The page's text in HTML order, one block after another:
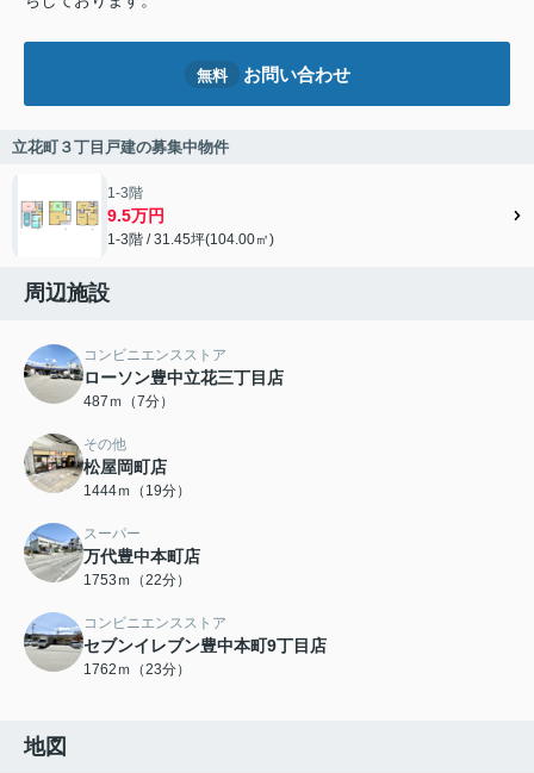
無料 お問い合わせ
立花町３丁目戸建の募集中物件
1-3階
9.5万円
1-3階 / 31.45坪(104.00㎡)
周辺施設
コンビニエンスストア
ローソン豊中立花三丁目店
487ｍ（7分）
その他
松屋岡町店
1444ｍ（19分）
スーパー
万代豊中本町店
1753ｍ（22分）
コンビニエンスストア
セブンイレブン豊中本町9丁目店
1762ｍ（23分）
地図